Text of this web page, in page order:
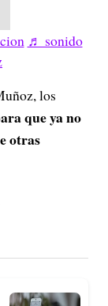
♬ sonido
los
que ya no
otras